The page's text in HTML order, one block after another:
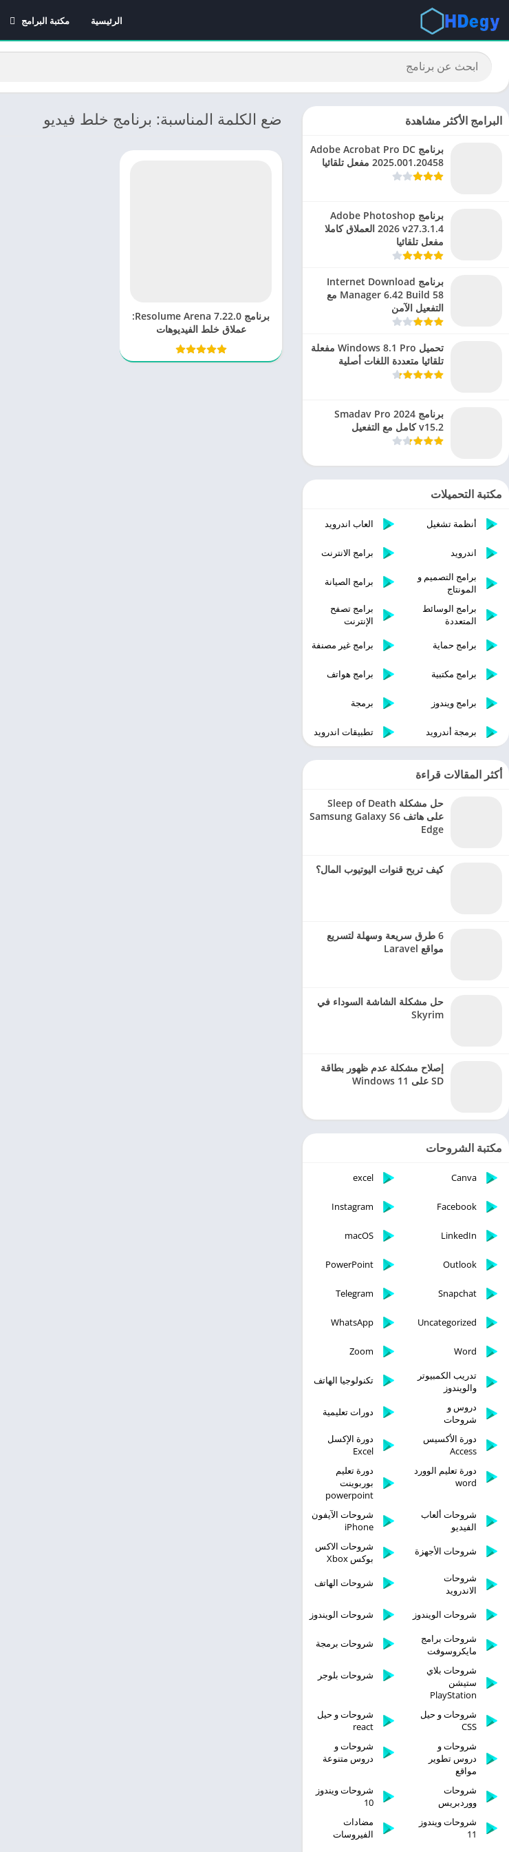
الرئيسية
مكتبة البرامج
برامج الانترنت
برامج تصفح الإنترنتضع الكلمة المناسبة: برنامج خلط فيديو
برنامج Resolume Arena 7.22.0:
عملاق خلط الفيديوهات
البرامج الأكثر مشاهدة
برنامج Adobe Acrobat Pro DC
2025.001.20458 مفعل تلقائيا
برنامج Adobe Photoshop
2026 v27.3.1.4 العملاق كاملا
مفعل تلقائيا
برنامج Internet Download
Manager 6.42 Build 58 مع
التفعيل الآمن
تحميل Windows 8.1 Pro مفعلة
تلقائيا متعددة اللغات أصلية
برنامج Smadav Pro 2024
v15.2 كامل مع التفعيل
مكتبة التحميلات
أنظمة تشغيل العاب اندرويد
اندرويد
برامج الانترنت
برامج التصميم و
المونتاج
برامج الصيانة
برامج الوسائط
المتعددة
برامج تصفح
الإنترنت
برامج حماية
برامج غير مصنفة
برامج مكتبية برامج هواتف
برامج ويندوز برمجة
برمجة أندرويد تطبيقات اندرويد
أكثر المقالات قراءة
حل مشكلة Sleep of Death
على هاتف Samsung Galaxy S6
Edge
كيف تربح قنوات اليوتيوب المال؟
6 طرق سريعة وسهلة لتسريع
مواقع Laravel
حل مشكلة الشاشة السوداء في
Skyrim
إصلاح مشكلة عدم ظهور بطاقة
SD على Windows 11
مكتبة الشروحات
Canva
excel
Facebook
Instagram
LinkedIn
macOS
Outlook
PowerPoint
Snapchat
Telegram
Uncategorized
WhatsApp
Word
Zoom
تدريب الكمبيوتر
والويندوز
تكنولوجيا الهاتف
دروس و
شروحات
دورات تعليمية
دورة الأكسيس
Access
دورة الإكسل
Excel
دورة تعليم الوورد
word
دورة تعليم
بوربوينت
powerpoint
شروحات ألعاب
الفيديو
شروحات الآيفون
iPhone
شروحات الأجهزة
شروحات الاكس
بوكس Xbox
شروحات
الاندرويد
شروحات الهاتف
شروحات الويندوز
شروحات الويندوز
شروحات برامج
مايكروسوفت
شروحات برمجة
شروحات بلاي
ستيشن
PlayStation
شروحات بلوجر
شروحات و حيل
CSS
شروحات و حيل
react
شروحات و
دروس تطوير
مواقع
شروحات و
دروس متنوعة
شروحات
ووردبريس
شروحات ويندوز
10
شروحات ويندوز
11
مضادات
الفيروسات